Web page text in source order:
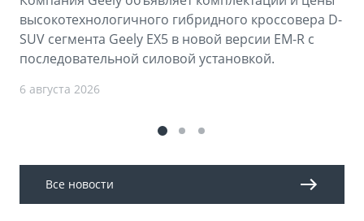
высокотехнологичного гибридного кроссовера D-
SUV сегмента Geely EX5 в новой версии EM-R с
последовательной силовой установкой.
6 августа 2026
Все новости